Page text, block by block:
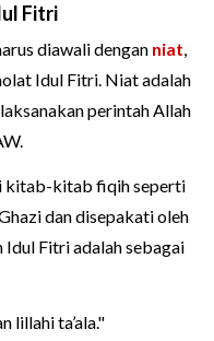
Fitri
diawali dengan niat,
Idul Fitri. Niat adalah
perintah Allah
kitab-kitab fiqih seperti
dan disepakati oleh
Idul Fitri adalah sebagai
lillahi ta’ala."